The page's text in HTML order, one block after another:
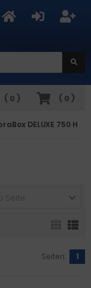
( 0 )
( 0 )
DELUXE 750 H
Seite
Seiten: 1